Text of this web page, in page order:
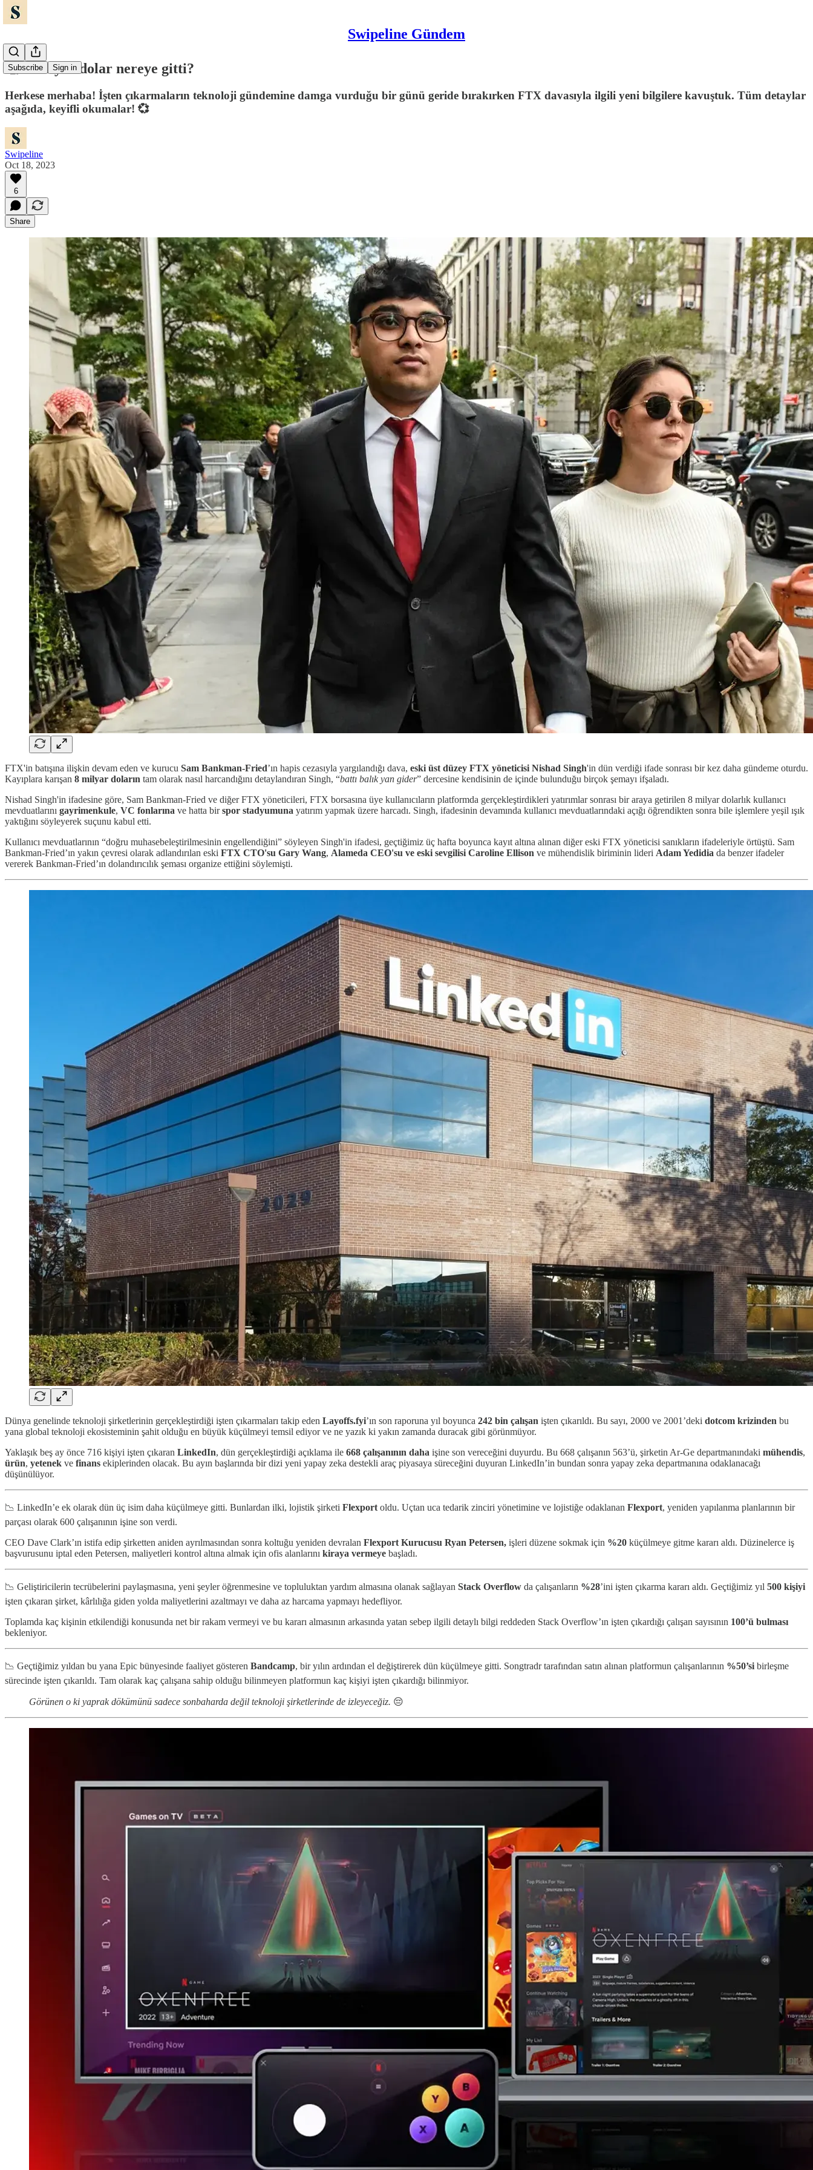
Swipeline Gündem
Subscribe Sign in
🧐 8 milyar dolar nereye gitti?
Herkese merhaba! İşten çıkarmaların teknoloji gündemine damga vurduğu bir günü geride bırakırken FTX davasıyla ilgili yeni bilgilere kavuştuk. Tüm detaylar
aşağıda, keyifli okumalar! 💞
Swipeline
Oct 18, 2023
6
Share
FTX'in batışına ilişkin devam eden ve kurucu Sam Bankman-Fried’ın hapis cezasıyla yargılandığı dava, eski üst düzey FTX yöneticisi Nishad Singh'in dün verdiği ifade sonrası bir kez daha gündeme oturdu.
Kayıplara karışan 8 milyar doların tam olarak nasıl harcandığını detaylandıran Singh, “battı balık yan gider” dercesine kendisinin de içinde bulunduğu birçok şemayı ifşaladı.
Nishad Singh'in ifadesine göre, Sam Bankman-Fried ve diğer FTX yöneticileri, FTX borsasına üye kullanıcıların platformda gerçekleştirdikleri yatırımlar sonrası bir araya getirilen 8 milyar dolarlık kullanıcı
mevduatlarını gayrimenkule, VC fonlarına ve hatta birspor stadyumuna yatırım yapmak üzere harcadı. Singh, ifadesinin devamında kullanıcı mevduatlarındaki açığı öğrendikten sonra bile işlemlere yeşil ışık
yaktığını söyleyerek suçunu kabul etti.
Kullanıcı mevduatlarının “doğru muhasebeleştirilmesinin engellendiğini” söyleyen Singh'in ifadesi, geçtiğimiz üç hafta boyunca kayıt altına alınan diğer eski FTX yöneticisi sanıkların ifadeleriyle örtüştü. Sam
Bankman-Fried’ın yakın çevresi olarak adlandırılan eski FTX CTO'su Gary Wang, Alameda CEO'su ve eski sevgilisi Caroline Ellison ve mühendislik biriminin lideri Adam Yedidia da benzer ifadeler
vererek Bankman-Fried’ın dolandırıcılık şeması organize ettiğini söylemişti.
Dünya genelinde teknoloji şirketlerinin gerçekleştirdiği işten çıkarmaları takip eden Layoffs.fyi’ın son raporuna yıl boyunca 242 bin çalışan işten çıkarıldı. Bu sayı, 2000 ve 2001’deki dotcom krizinden bu
yana global teknoloji ekosisteminin şahit olduğu en büyük küçülmeyi temsil ediyor ve ne yazık ki yakın zamanda duracak gibi görünmüyor.
Yaklaşık beş ay önce 716 kişiyi işten çıkaran LinkedIn, dün gerçekleştirdiği açıklama ile 668 çalışanının daha işine son vereceğini duyurdu. Bu 668 çalışanın 563’ü, şirketin Ar-Ge departmanındaki mühendis,
ürün, yetenek ve finans ekiplerinden olacak. Bu ayın başlarında bir dizi yeni yapay zeka destekli araç piyasaya süreceğini duyuran LinkedIn’in bundan sonra yapay zeka departmanına odaklanacağı
düşünülüyor.
📉 LinkedIn’e ek olarak dün üç isim daha küçülmeye gitti. Bunlardan ilki, lojistik şirketi Flexport oldu. Uçtan uca tedarik zinciri yönetimine ve lojistiğe odaklanan Flexport, yeniden yapılanma planlarının bir
parçası olarak 600 çalışanının işine son verdi.
CEO Dave Clark’ın istifa edip şirketten aniden ayrılmasından sonra koltuğu yeniden devralan Flexport Kurucusu Ryan Petersen, işleri düzene sokmak için %20 küçülmeye gitme kararı aldı. Düzinelerce iş
başvurusunu iptal eden Petersen, maliyetleri kontrol altına almak için ofis alanlarını kiraya vermeye başladı.
📉 Geliştiricilerin tecrübelerini paylaşmasına, yeni şeyler öğrenmesine ve topluluktan yardım almasına olanak sağlayan Stack Overflow da çalışanların %28’ini işten çıkarma kararı aldı. Geçtiğimiz yıl 500 kişiyi
işten çıkaran şirket, kârlılığa giden yolda maliyetlerini azaltmayı ve daha az harcama yapmayı hedefliyor.
Toplamda kaç kişinin etkilendiği konusunda net bir rakam vermeyi ve bu kararı almasının arkasında yatan sebep ilgili detaylı bilgi reddeden Stack Overflow’ın işten çıkardığı çalışan sayısının 100’ü bulması
bekleniyor.
📉 Geçtiğimiz yıldan bu yana Epic bünyesinde faaliyet gösteren Bandcamp, bir yılın ardından el değiştirerek dün küçülmeye gitti. Songtradr tarafından satın alınan platformun çalışanlarının %50’si birleşme
sürecinde işten çıkarıldı. Tam olarak kaç çalışana sahip olduğu bilinmeyen platformun kaç kişiyi işten çıkardığı bilinmiyor.
Görünen o ki yaprak dökümünü sadece sonbaharda değil teknoloji şirketlerinde de izleyeceğiz. 😔